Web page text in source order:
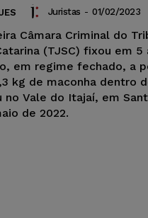
Juristas - 01/02/2023
Câmara Criminal do
(TJSC) fixou em 5
em regime fechado, a
kg de maconha dentro
no Vale do Itajaí, em
de 2022.